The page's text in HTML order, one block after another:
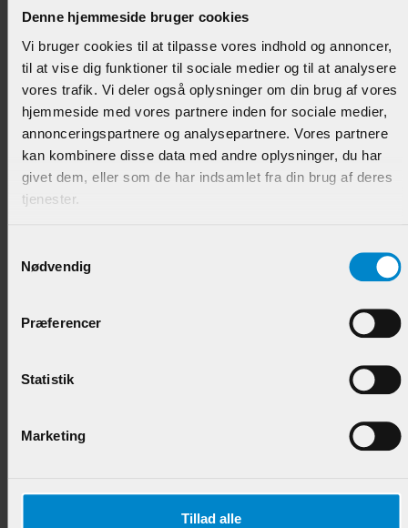
Denne hjemmeside bruger cookies
Vi bruger cookies til at tilpasse vores indhold og annoncer,
til at vise dig funktioner til sociale medier og til at analysere
vores trafik. Vi deler også oplysninger om din brug af vores
hjemmeside med vores partnere inden for sociale medier,
annonceringspartnere og analysepartnere. Vores partnere
kan kombinere disse data med andre oplysninger, du har
givet dem, eller som de har indsamlet fra din brug af deres
tjenester.
Nødvendig
Præferencer
Statistik
Marketing
Tillad alle
Varenr.:901296
89,95 DKK/M
Høvlet & Børstet Beklædn. - 15 x 130 mm Fyr List.
89,95 DKK/M